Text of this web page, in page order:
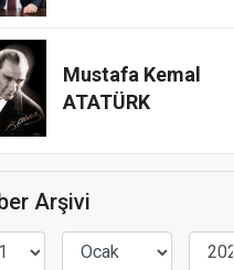
Mustafa Kemal
ATATÜRK
Arşivi